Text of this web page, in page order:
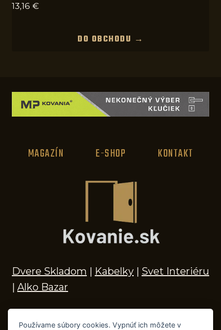
13,16 €
DO OBCHODU →
MAGAZÍN E-SHOP KONTAKT
Dvere Skladom | Kabelky | Svet Interiéru
| Alko Bazar
Používame súbory cookies. Vypnúť ich môžete v